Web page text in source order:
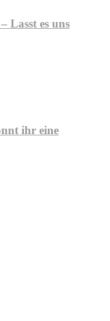
Lasst es uns
ihr eine